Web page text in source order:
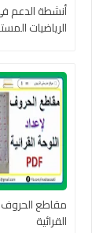
أنشطة الدعم
الرياضيات
مقاطع الحروف
القرائية